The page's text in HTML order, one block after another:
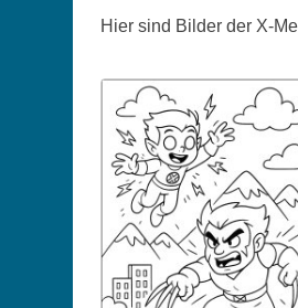
Hier sind Bilder der X-